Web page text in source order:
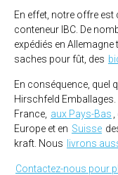
En effet, notre offre est
conteneur IBC. De
expédiés en Allemagne
saches pour fût, des
En conséquence, quel
Hirschfeld
France, aux Pays-Bas
Europe et en Suisse
kraft. Nous
livrons
Contactez-nous pour